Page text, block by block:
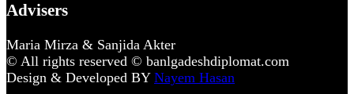
Advisers
Maria Mirza & Sanjida Akter
© All rights reserved © banlgadeshdiplomat.com
Design & Developed BY Nayem Hasan